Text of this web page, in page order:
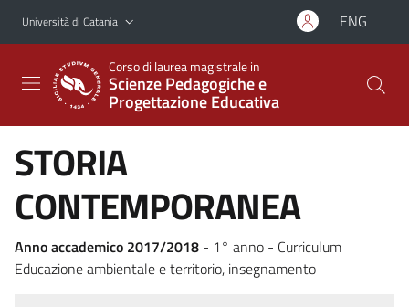
Vai al contenuto principale
Vai al menu di navigazione
Università di Catania ENG
Corso di laurea magistrale in
Scienze Pedagogiche e
Progettazione Educativa
STORIA
CONTEMPORANEA
Anno accademico 2017/2018 - 1° anno - Curriculum
Educazione ambientale e territorio, insegnamento